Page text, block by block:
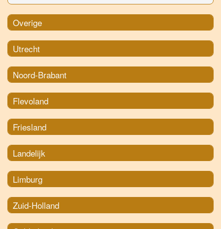
Overige
Utrecht
Noord-Brabant
Flevoland
Friesland
Landelijk
Limburg
Zuid-Holland